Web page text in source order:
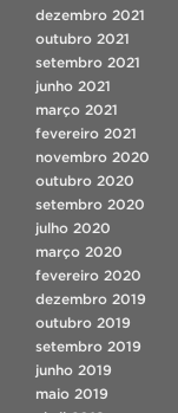
dezembro 2021
outubro 2021
setembro 2021
junho 2021
março 2021
fevereiro 2021
novembro 2020
outubro 2020
setembro 2020
julho 2020
março 2020
fevereiro 2020
dezembro 2019
outubro 2019
setembro 2019
junho 2019
maio 2019